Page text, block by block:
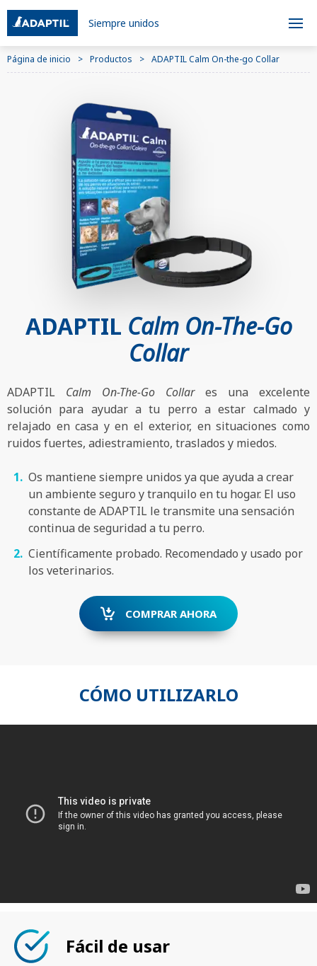
Siempre unidos
Página de inicio Productos ADAPTIL Calm On-the-go Collar
ADAPTIL Calm On-The-Go
Collar
ADAPTIL Calm On-The-Go Collares una excelente
solución para ayudar a tu perro a estar calmado y
relajado en casa y en el exterior, en situaciones como
ruidos fuertes, adiestramiento, traslados y miedos.
Os mantiene siempre unidos ya que ayuda a crear
un ambiente seguro y tranquilo en tu hogar. El uso
constante de ADAPTIL le transmite una sensación
continua de seguridad a tu perro.
Científicamente probado. Recomendado y usado por
los veterinarios.
COMPRAR AHORA
CÓMO UTILIZARLO
Fácil de usar